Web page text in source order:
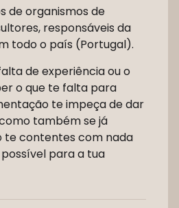
de organismos de
responsáveis da
todo o país (Portugal).
de experiência ou o
o que te falta para
te impeça de dar
também se já
te contentes com nada
para a tua